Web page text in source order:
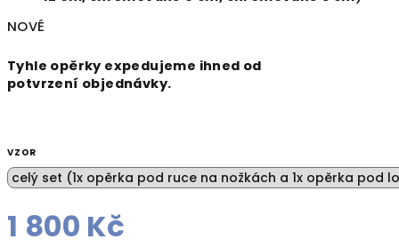
NOVÉ
Tyhle opěrky expedujeme ihned od
potvrzení objednávky.
VZOR
1 800 Kč